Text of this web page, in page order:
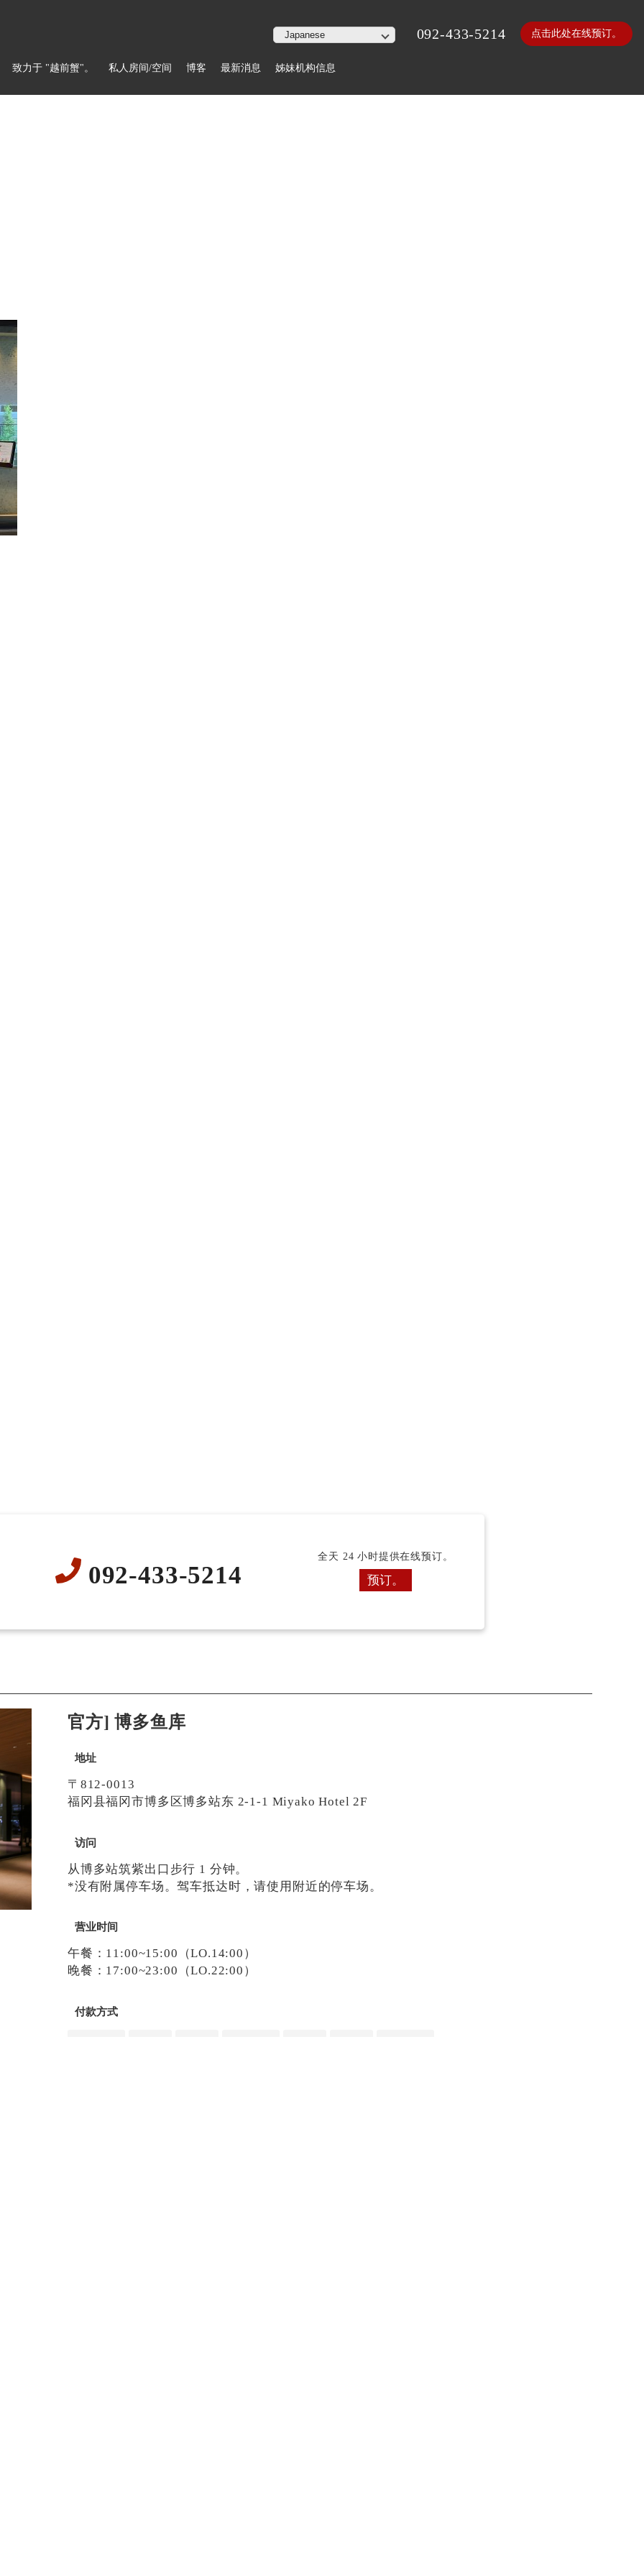
致力于 "越前蟹"。 私人房间/空间 博客 最新消息 姊妹机构信息
092-433-5214 点击此处在线预订。
092-433-5214
全天 24 小时提供在线预订。
预订。
官方] 博多鱼库
地址
〒812-0013
福冈县福冈市博多区博多站东 2-1-1 Miyako Hotel 2F
访问
从博多站筑紫出口步行 1 分钟。
*没有附属停车场。驾车抵达时，请使用附近的停车场。
营业时间
午餐：11:00~15:00（LO.14:00）
晚餐：17:00~23:00（LO.22:00）
付款方式